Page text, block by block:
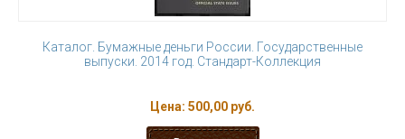
Каталог. Бумажные деньги России. Государственные
выпуски. 2014 год. Стандарт-Коллекция
Цена: 500,00 руб.